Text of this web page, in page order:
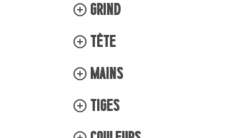
Grind
Tête
Mains
Tiges